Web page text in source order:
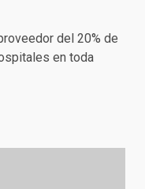
del 20% de
en toda